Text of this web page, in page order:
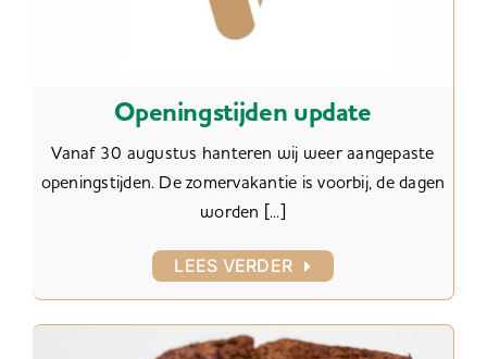
Openingstijden update
Vanaf 30 augustus hanteren wij weer aangepaste
openingstijden. De zomervakantie is voorbij, de dagen
worden [...]
LEES VERDER